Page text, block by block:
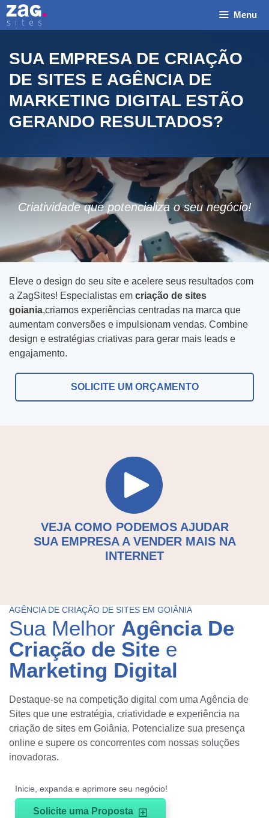
Pular
para
Menu
SUA EMPRESA DE CRIAÇÃO
DE SITES E AGÊNCIA DE
MARKETING DIGITAL ESTÃO
GERANDO RESULTADOS?
Criatividade que potencializa o seu negócio!
Eleve o design do seu site e acelere seus resultados com
a ZagSites! Especialistas em criação de sites
goiania,criamos experiências centradas na marca que
aumentam conversões e impulsionam vendas. Combine
design e estratégias criativas para gerar mais leads e
engajamento.
SOLICITE UM ORÇAMENTO
VEJA COMO PODEMOS AJUDAR
SUA EMPRESA A VENDER MAIS NA
INTERNET
AGÊNCIA DE CRIAÇÃO DE SITES EM GOIÂNIA
Sua Melhor Agência De
Criação de Site e
Marketing Digital
Destaque-se na competição digital com uma Agência de
Sites que une estratégia, criatividade e experiência na
criação de sites em Goiânia. Potencialize sua presença
online e supere os concorrentes com nossas soluções
inovadoras.
Inicie, expanda e aprimore seu negócio!
Solicite uma Proposta
N
m
e
*
E
m
a
l
T
l
e
f
o
n
e
*
Layout Nome do
N
o
m
e
d
a
C
o
m
o
a
b
d
o
d
e
n
ó
s
?
Tipo do Projeto
Criação de Loja Virtual
SEO (Ranking no Google)
Videos Animados
Marketing Digital
Outros
D
e
t
a
l
h
s
d